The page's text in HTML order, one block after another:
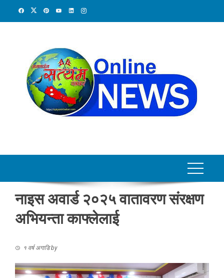
नाइस अवार्ड २०२५ वातावरण संरक्षण
अभियन्ता काफ्लेलाई
१ वर्ष अगाडिby